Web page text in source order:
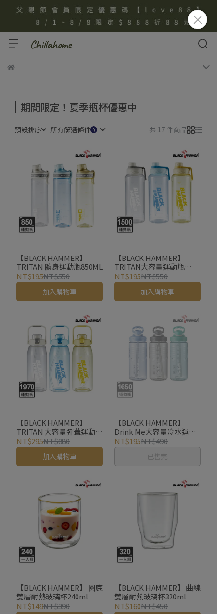
期間限定！夏季瓶杯優惠中
預設排序 所有篩選條件 共 17 件商品
【BLACK HAMMER】
TRITAN 隨身運動瓶850ML
NT$195NT$550
加入購物車
【BLACK HAMMER】
TRITAN大容量運動瓶
1500ml
NT$195NT$550
加入購物車
【BLACK HAMMER】
TRITAN 大容量彈蓋運動瓶
1970ml
NT$295NT$880
加入購物車
【BLACK HAMMER】
Drink Me大容量冷水運動
瓶1650ml(附吸管)
NT$195NT$490
已售完
【BLACK HAMMER】 圓底
雙層耐熱玻璃杯240ml
NT$149NT$390
【BLACK HAMMER】 曲線
雙層耐熱玻璃杯320ml
NT$160NT$450